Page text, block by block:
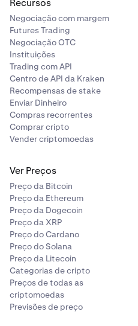
2
Na parte superior da
Meus empréstimos.
3
Agora você poderá ver
informações
Para entender melhor o
valor representa,
do seu empréstimo
4 Osempréstimos ativos
geral de Margem. Você
dos seus empréstimos
informações expandidas
empréstimo.
•
A
adicional disponível
margem exigida. Este
que os preços se movem
acumulados.
• Margem de manutenção:
você deve manter para
abertos. Cair abaixo
liquidação da garantia.
A seção Empréstimos
empréstimos Flexline que
partir daqui, você pode
como taxas de juros,
encargos de juros e prazos
um empréstimo individual
• Saldo:A quantidade
conta.
• Preço médio:
o ativo denominado em
Recursos
Negociação com margem
Futures Trading
Negociação OTC
Instituições
Trading com API
Centro de API da Kraken
Recompensas de stake
Enviar Dinheiro
Compras recorrentes
Comprar cripto
Vender criptomoedas
Ver Preços
Preço da Bitcoin
Preço da Ethereum
Preço da Dogecoin
Preço da XRP
Preço do Cardano
Preço do Solana
Preço da Litecoin
Categorias de cripto
Preços de todas as
criptomoedas
Previsões de preço